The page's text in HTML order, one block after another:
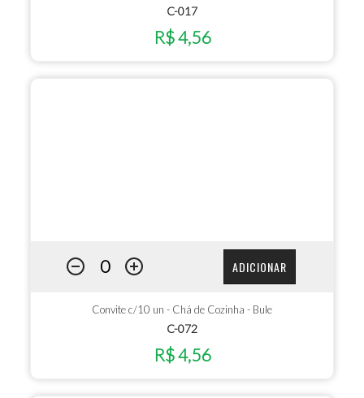
C-017
R$ 4,56
ADICIONAR
Convite c/10 un - Chá de Cozinha - Bule
C-072
R$ 4,56